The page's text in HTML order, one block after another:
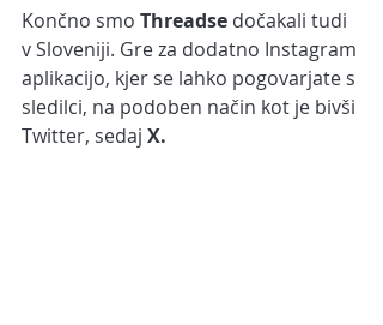
Končno smo Threadse dočakali tudi
v Sloveniji. Gre za dodatno Instagram
aplikacijo, kjer se lahko pogovarjate s
sledilci, na podoben način kot je bivši
Twitter, sedaj X.